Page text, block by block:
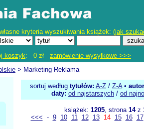
kryteria wyszukiwania książek: (jak
koszyk: 0 zł zamówienie wysyłkowe >>>
> Marketing Reklama
sortuj według tytułów: A-Z / Z-A•
daty: od najstarszych / od
książek: 1205, strona 14z
<<< - 9 10 11 12 13 14 15 16 17